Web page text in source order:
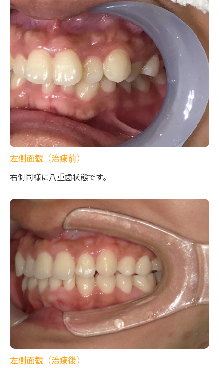
左側面観（治療前）
右側同様に八重歯状態です。
左側面観（治療後）